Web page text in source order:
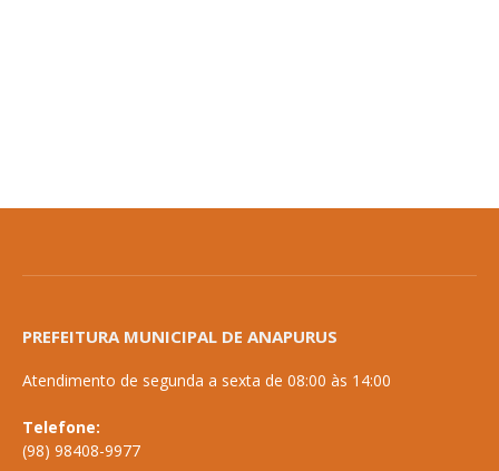
PREFEITURA MUNICIPAL DE ANAPURUS
Atendimento de segunda a sexta de 08:00 às 14:00
Telefone:
(98) 98408-9977